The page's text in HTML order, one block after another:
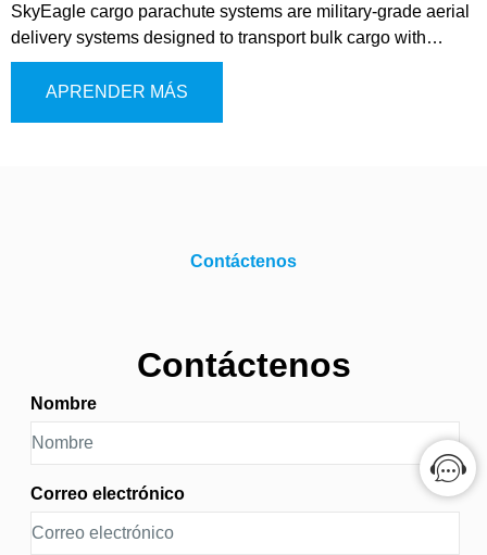
SkyEagle cargo parachute systems are military-grade aerial
delivery systems designed to transport bulk cargo with
precision. These systems are specifically built to stabilize
and decelerate the load during its descent, ensuring a safe
APRENDER MÁS
Contáctenos
Contáctenos
Nombre
Correo electrónico